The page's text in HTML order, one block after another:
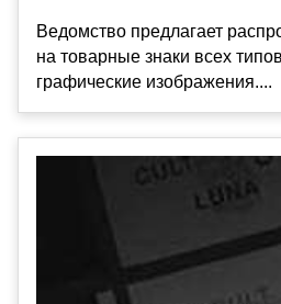
Ведомство предлагает
на товарные знаки всех
графические изображения....